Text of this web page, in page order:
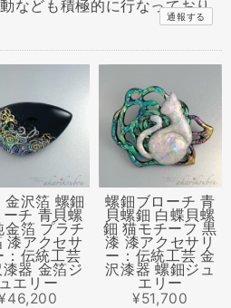
なども積極的に行なっており
通報する
金沢箔 螺鈿
ーチ 青貝螺
金箔 プラチ
漆アクセサ
：伝統工芸
器 金箔ジ
ュエリー
螺鈿ブローチ 青
貝螺鈿 白蝶貝螺
鈿 猫モチーフ 黒
漆 漆アクセサリ
ー：伝統工芸 金
沢漆器 螺鈿ジュ
エリー
¥51,700